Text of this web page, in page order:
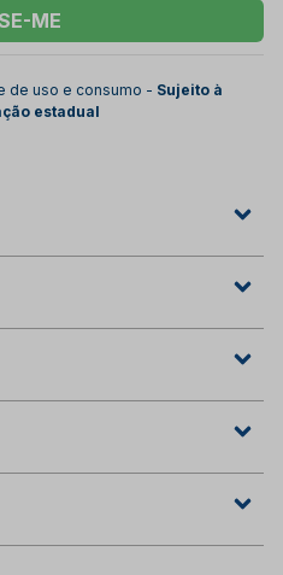
ME
de uso e consumo - Sujeito à
estadual